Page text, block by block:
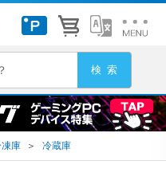
庫 ＞ 冷蔵庫